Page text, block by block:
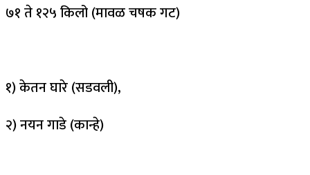
७१ ते १२५ किलो (मावळ चषक गट)
१) केतन घारे (सडवली),
२) नयन गाडे (कान्हे)